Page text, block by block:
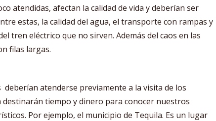
atendidas, afectan la calidad de vida y deberían ser
estas, la calidad del agua, el transporte con rampas y
tren eléctrico que no sirven. Además del caos en las
filas largas.
deberían atenderse previamente a la visita de los
destinarán tiempo y dinero para conocer nuestros
Por ejemplo, el municipio de Tequila. Es un lugar